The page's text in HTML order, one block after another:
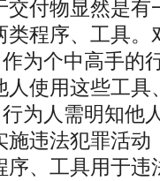
付物显然是有
程序、工具。
为个中高手的
使用这些工具
为人需明知他
违法犯罪活动
序、工具用于违